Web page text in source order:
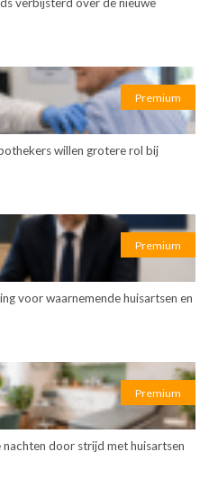
Premium
willen grotere rol bij
Premium
voor waarnemende huisartsen en
Premium
door strijd met huisartsen